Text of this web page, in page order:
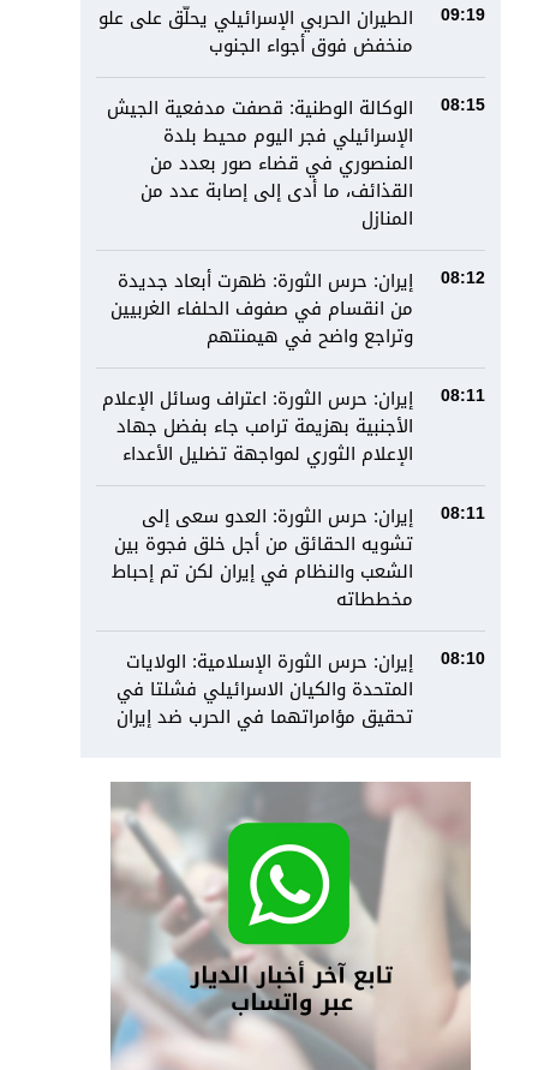
09:19
الطيران الحربي الإسرائيلي يحلّق على علو
منخفض فوق أجواء الجنوب
08:15
الوكالة الوطنية: قصفت مدفعية الجيش
الإسرائيلي فجر اليوم محيط بلدة
المنصوري في قضاء صور بعدد من
القذائف، ما أدى إلى إصابة عدد من
المنازل
08:12
إيران: حرس الثورة: ظهرت أبعاد جديدة
من انقسام في صفوف الحلفاء الغربيين
وتراجع واضح في هيمنتهم
08:11
إيران: حرس الثورة: اعتراف وسائل الإعلام
الأجنبية بهزيمة ترامب جاء بفضل جهاد
الإعلام الثوري لمواجهة تضليل الأعداء
08:11
إيران: حرس الثورة: العدو سعى إلى
تشويه الحقائق من أجل خلق فجوة بين
الشعب والنظام في إيران لكن تم إحباط
مخططاته
08:10
إيران: حرس الثورة الإسلامية: الولايات
المتحدة والكيان الاسرائيلي فشلتا في
تحقيق مؤامراتهما في الحرب ضد إيران